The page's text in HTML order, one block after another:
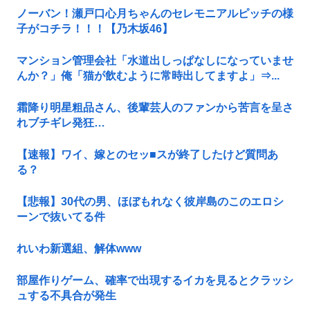
ノーバン！瀬戸口心月ちゃんのセレモニアルピッチの様
子がコチラ！！！【乃木坂46】
マンション管理会社「水道出しっぱなしになっていませ
んか？」俺「猫が飲むように常時出してますよ」⇒...
霜降り明星粗品さん、後輩芸人のファンから苦言を呈さ
れブチギレ発狂…
【速報】ワイ、嫁とのセッ■スが終了したけど質問あ
る？
【悲報】30代の男、ほぼもれなく彼岸島のこのエロシ
ーンで抜いてる件
れいわ新選組、解体www
部屋作りゲーム、確率で出現するイカを見るとクラッシ
ュする不具合が発生